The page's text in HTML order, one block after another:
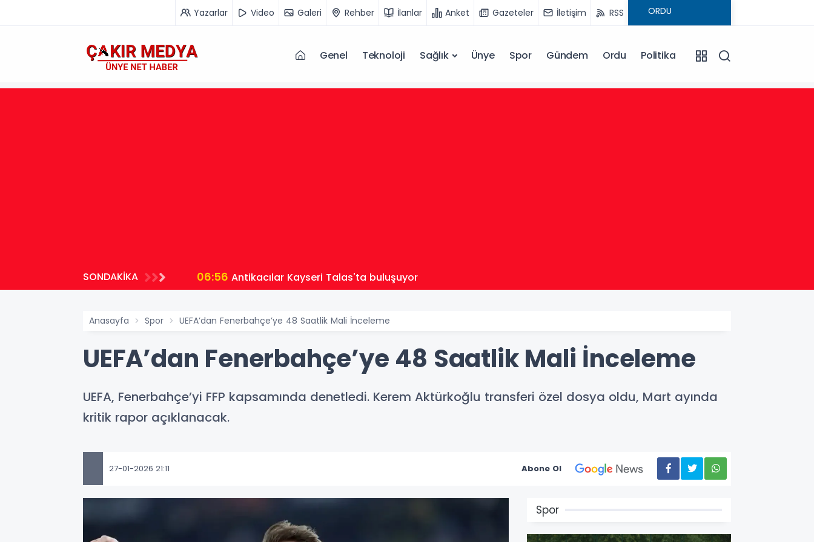
Yazarlar Video Galeri Rehber İlanlar Anket Gazeteler İletişim RSS
Genel Teknoloji Sağlık Ünye Spor Gündem Ordu Politika
SONDAKİKA 06:56 Antikacılar Kayseri Talas'ta buluşuyor
Anasayfa Spor UEFA’dan Fenerbahçe’ye 48 Saatlik Mali İnceleme
UEFA’dan Fenerbahçe’ye 48 Saatlik Mali İnceleme
UEFA, Fenerbahçe’yi FFP kapsamında denetledi. Kerem Aktürkoğlu transferi özel dosya oldu, Mart ayında
kritik rapor açıklanacak.
27-01-2026 21:11 Abone Ol
Spor